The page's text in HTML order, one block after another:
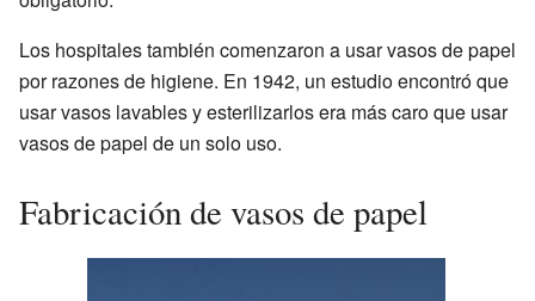
Los hospitales también comenzaron a usar vasos de papel
por razones de higiene. En 1942, un estudio encontró que
usar vasos lavables y esterilizarlos era más caro que usar
vasos de papel de un solo uso.
Fabricación de vasos de papel